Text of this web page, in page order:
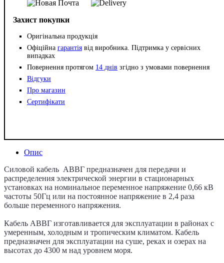
Захист покупки
Оригінальна продукція
Офіційна гарантія від виробника. Підтримка у сервісних
випадках
Повернення протягом 14 днів згідно з умовами повернення
Відгуки
Про магазин
Сертифікати
Опис
Силовой кабель АВВГ предназначен для передачи и
распределения электрической энергии в стационарных
установках на номинальное переменное напряжение 0,66 кВ
частоты 50Гц или на постоянное напряжение в 2,4 раза
больше переменного напряжения.
Кабель АВВГ изготавливается для эксплуатации в районах с
умеренным, холодным и тропическим климатом. Кабель
предназначен для эксплуатации на суше, реках и озерах на
высотах до 4300 м над уровнем моря.